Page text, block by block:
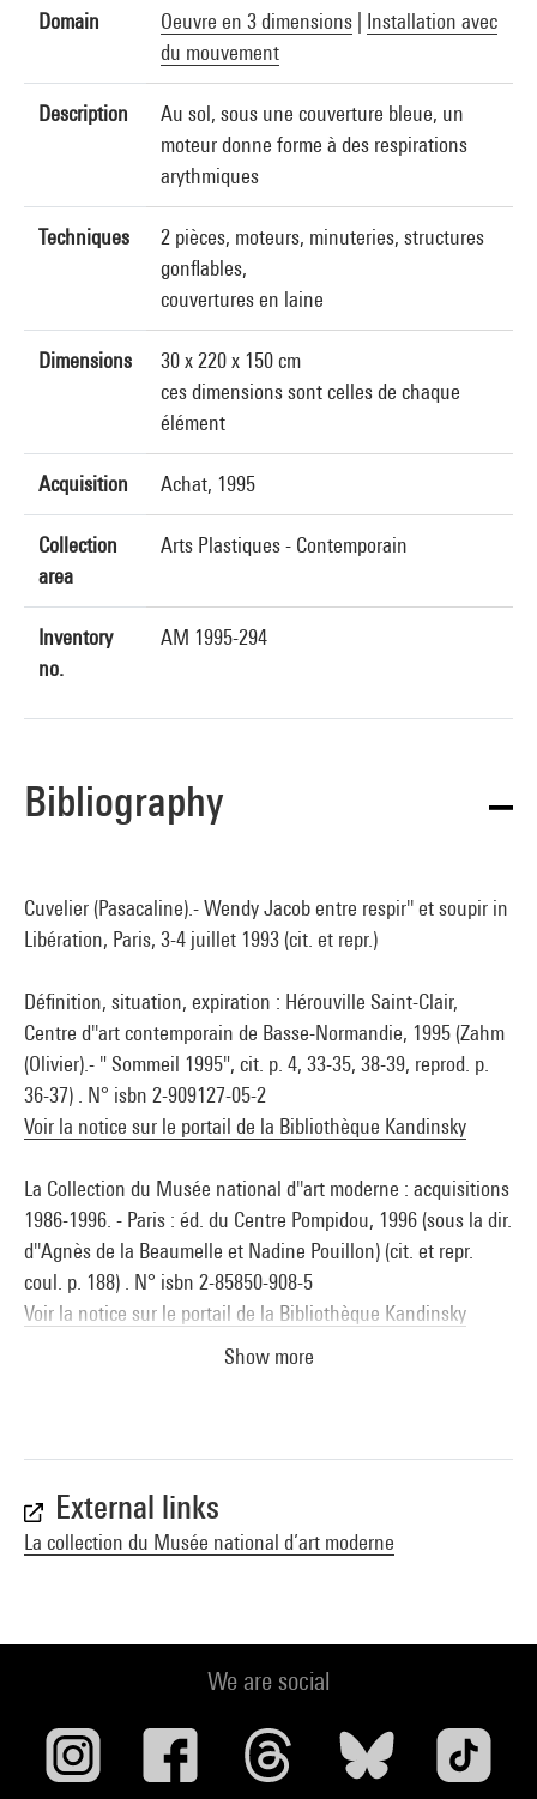
Domain Oeuvre en 3 dimensions
Installation avec
du mouvement
Description
Au sol, sous une couverture bleue, un
moteur donne forme à des respirations
arythmiques
Techniques
2 pièces, moteurs, minuteries, structures
gonflables,
couvertures en laine
Dimensions
30 x 220 x 150 cm
ces dimensions sont celles de chaque
élément
Acquisition Achat, 1995
Collection
area
Arts Plastiques - Contemporain
Inventory
no.
AM 1995-294
Bibliography
Cuvelier (Pasacaline).- Wendy Jacob entre respir'' et soupir in
Libération, Paris, 3-4 juillet 1993 (cit. et repr.)
Définition, situation, expiration : Hérouville Saint-Clair,
Centre d''art contemporain de Basse-Normandie, 1995 (Zahm
(Olivier).- " Sommeil 1995", cit. p. 4, 33-35, 38-39, reprod. p.
36-37) . N° isbn 2-909127-05-2
Voir la notice sur le portail de la Bibliothèque Kandinsky
La Collection du Musée national d''art moderne : acquisitions
1986-1996. - Paris : éd. du Centre Pompidou, 1996 (sous la dir.
d''Agnès de la Beaumelle et Nadine Pouillon) (cit. et repr.
coul. p. 188) . N° isbn 2-85850-908-5
Voir la notice sur le portail de la Bibliothèque Kandinsky
Morineau et Anna-Lisa Rimmaudo) (cit. p. 49, 80, repr. coul.
80) . N° isbn 978-2-84426-384-1
Voir la notice sur le portail de la Bibliothèque Kandinsky
Silvana Editoriale, 2017 (reprod. coul. p.47) . N° isbn
Voir la notice sur le portail de la Bibliothèque Kandinsky
Show more
External links
La collection du Musée national d’art moderne
We are social